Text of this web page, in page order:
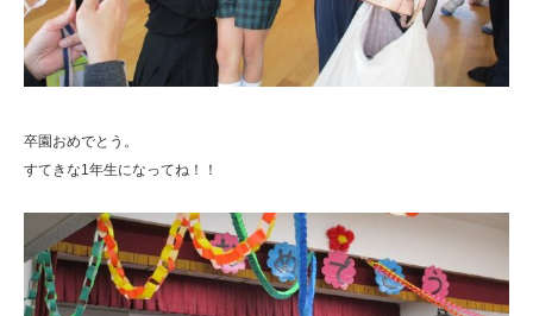
卒園おめでとう。
すてきな1年生になってね！！